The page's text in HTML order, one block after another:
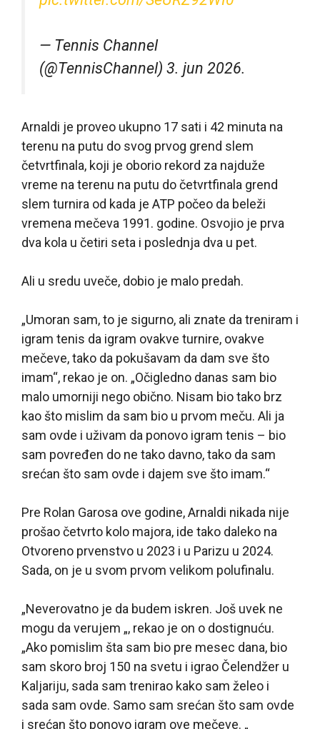
— Tennis Channel
(@TennisChannel) 3. jun 2026.
Arnaldi je proveo ukupno 17 sati i 42 minuta na
terenu na putu do svog prvog grend slem
četvrtfinala, koji je oborio rekord za najduže
vreme na terenu na putu do četvrtfinala grend
slem turnira od kada je ATP počeo da beleži
vremena mečeva 1991. godine. Osvojio je prva
dva kola u četiri seta i poslednja dva u pet.
Ali u sredu uveče, dobio je malo predah.
„Umoran sam, to je sigurno, ali znate da treniram i
igram tenis da igram ovakve turnire, ovakve
mečeve, tako da pokušavam da dam sve što
imam“, rekao je on. „Očigledno danas sam bio
malo umorniji nego obično. Nisam bio tako brz
kao što mislim da sam bio u prvom meču. Ali ja
sam ovde i uživam da ponovo igram tenis – bio
sam povređen do ne tako davno, tako da sam
srećan što sam ovde i dajem sve što imam.“
Pre Rolan Garosa ove godine, Arnaldi nikada nije
prošao četvrto kolo majora, ide tako daleko na
Otvoreno prvenstvo u 2023 i u Parizu u 2024.
Sada, on je u svom prvom velikom polufinalu.
„Neverovatno je da budem iskren. Još uvek ne
mogu da verujem „, rekao je on o dostignuću.
„Ako pomislim šta sam bio pre mesec dana, bio
sam skoro broj 150 na svetu i igrao Čelendžer u
Kaljariju, sada sam trenirao kako sam želeo i
sada sam ovde. Samo sam srećan što sam ovde
i srećan što ponovo igram ove mečeve. „